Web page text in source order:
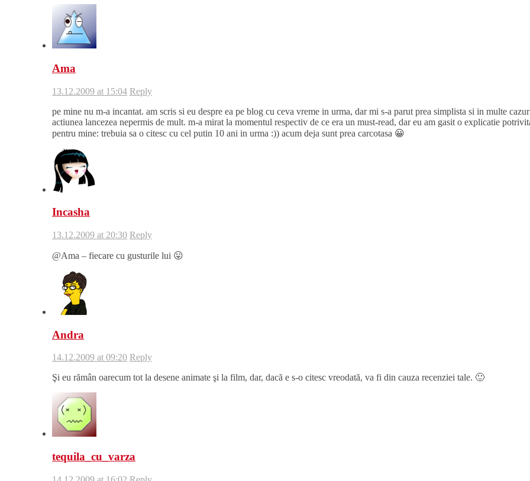
Ama
13.12.2009 at 15:04 Reply
pe mine nu m-a incantat. am scris si eu despre ea pe blog cu ceva vreme in urma, dar mi s-a parut prea simplista si in multe
actiunea lancezea nepermis de mult. m-a mirat la momentul respectiv de ce era un must-read, dar eu am gasit o explicatie
pentru mine: trebuia sa o citesc cu cel putin 10 ani in urma :)) acum deja sunt prea carcotasa 😀
Incasha
13.12.2009 at 20:30 Reply
@Ama – fiecare cu gusturile lui 😛
Andra
14.12.2009 at 09:20 Reply
Şi eu rămân oarecum tot la desene animate şi la film, dar, dacă e s-o citesc vreodată, va fi din cauza recenziei tale. 🙂
tequila_cu_varza